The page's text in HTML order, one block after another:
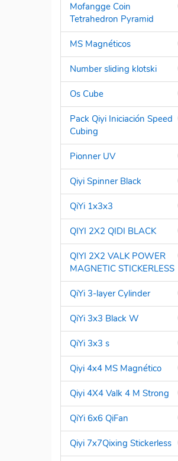
Mofangge Coin
Tetrahedron Pyramid
MS Magnéticos
Number sliding klotski
Os Cube
Pack Qiyi Iniciación Speed
Cubing
Pionner UV
Qiyi Spinner Black
QiYi 1x3x3
QIYI 2X2 QIDI BLACK
QIYI 2X2 VALK POWER
MAGNETIC STICKERLESS
QiYi 3-layer Cylinder
QiYi 3x3 Black W
QiYi 3x3 s
Qiyi 4x4 MS Magnético
Qiyi 4X4 Valk 4 M Strong
QiYi 6x6 QiFan
Qiyi 7x7Qixing Stickerless